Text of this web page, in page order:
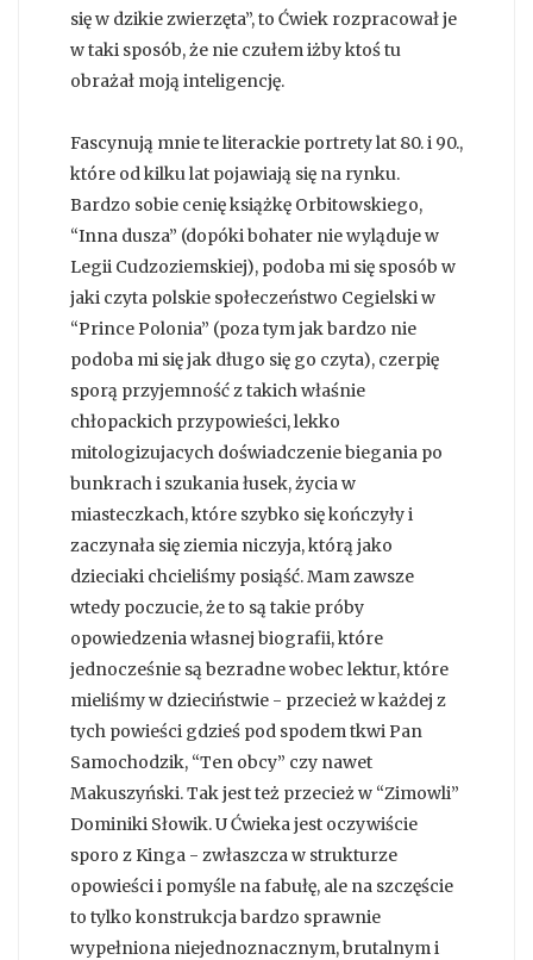
się w dzikie zwierzęta”, to Ćwiek rozpracował je
w taki sposób, że nie czułem iżby ktoś tu
obrażał moją inteligencję.
Fascynują mnie te literackie portrety lat 80. i 90.,
które od kilku lat pojawiają się na rynku.
Bardzo sobie cenię książkę Orbitowskiego,
“Inna dusza” (dopóki bohater nie wyląduje w
Legii Cudzoziemskiej), podoba mi się sposób w
jaki czyta polskie społeczeństwo Cegielski w
“Prince Polonia” (poza tym jak bardzo nie
podoba mi się jak długo się go czyta), czerpię
sporą przyjemność z takich właśnie
chłopackich przypowieści, lekko
mitologizujacych doświadczenie biegania po
bunkrach i szukania łusek, życia w
miasteczkach, które szybko się kończyły i
zaczynała się ziemia niczyja, którą jako
dzieciaki chcieliśmy posiąść. Mam zawsze
wtedy poczucie, że to są takie próby
opowiedzenia własnej biografii, które
jednocześnie są bezradne wobec lektur, które
mieliśmy w dzieciństwie - przecież w każdej z
tych powieści gdzieś pod spodem tkwi Pan
Samochodzik, “Ten obcy” czy nawet
Makuszyński. Tak jest też przecież w “Zimowli”
Dominiki Słowik. U Ćwieka jest oczywiście
sporo z Kinga - zwłaszcza w strukturze
opowieści i pomyśle na fabułę, ale na szczęście
to tylko konstrukcja bardzo sprawnie
wypełniona niejednoznacznym, brutalnym i